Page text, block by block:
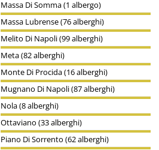
Massa Di Somma (1 albergo)
Massa Lubrense (76 alberghi)
Melito Di Napoli (99 alberghi)
Meta (82 alberghi)
Monte Di Procida (16 alberghi)
Mugnano Di Napoli (87 alberghi)
Nola (8 alberghi)
Ottaviano (33 alberghi)
Piano Di Sorrento (62 alberghi)